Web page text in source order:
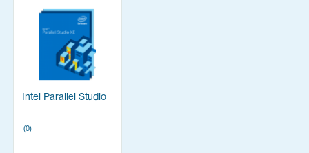
Intel Parallel Studio
(0)